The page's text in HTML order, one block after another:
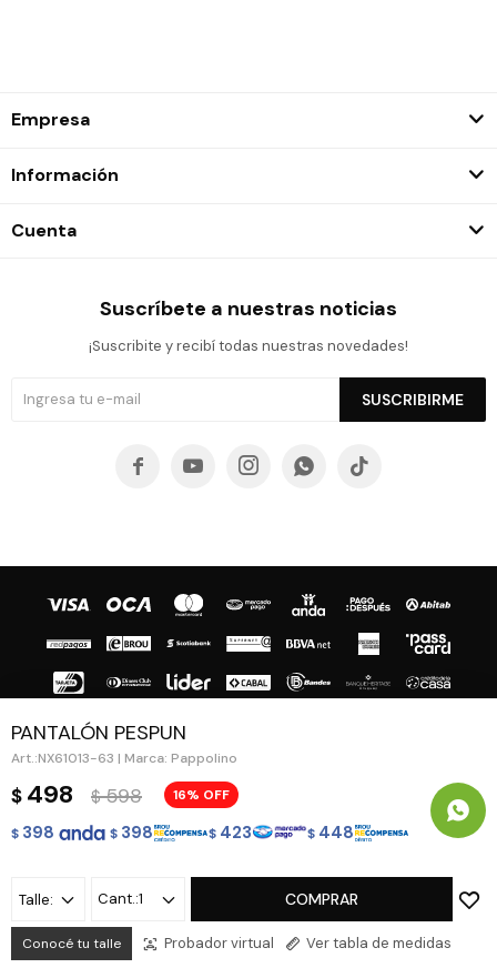
PANTALÓN PESPUN
NX61013-63 | Marca: Pappolino
$ 498 $ 598 16
$ 398 $ 398 $ 423 $ 448
Talle:
Conocé tu talle Probador virtual Ver tabla de medidas
1 COMPRAR
Empresa
Información
Cuenta
Suscríbete a nuestras noticias
¡Suscribite y recibí todas nuestras novedades!
SUSCRIBIRME
    
Fenicio